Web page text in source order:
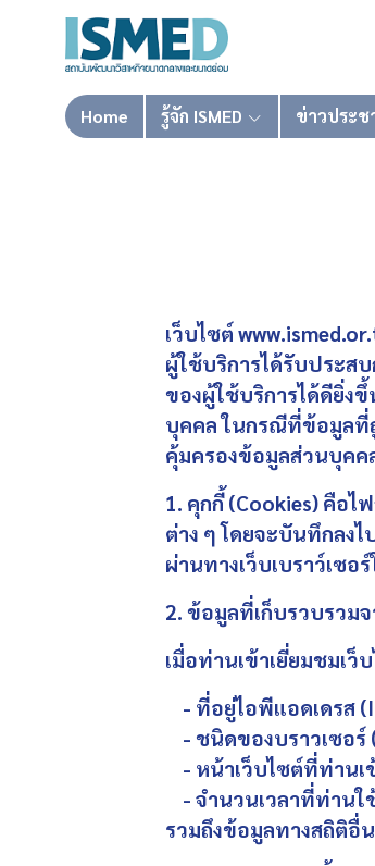
Home รู้จัก ISMED ข่าวประ
เว็บไซต์
ผู้ใช้บริการได้รับประส
ของผู้ใช้บริการได้ดียิ่งขึ้
บุคคล ในกรณีที่ข้อมูลที่
คุ้มครองข้อมูลส่วนบุคค
1. คุกกี้ (Cookies) คือไ
ต่าง ๆ โดยจะบันทึกลง
ผ่านทางเว็บเบราว์เซ
2. ข้อมูลที่เก็บรวบรวม
เมื่อท่านเข้าเยี่ยมชมเ
- ที่อยู่ไอพีแอดเดรส
- ชนิดของบราวเซอร์
- หน้าเว็บไซต์ที่ท่านเ
- จำนวนเวลาที่ท่านใ
รวมถึงข้อมูลทางสถิติอื่